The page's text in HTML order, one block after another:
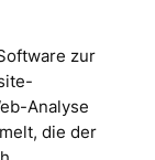
zur
Analyse
die der